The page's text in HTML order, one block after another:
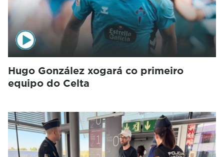
Hugo González xogará co primeiro
equipo do Celta